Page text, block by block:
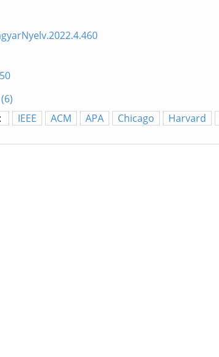
IEEE ACM APA Chicago Harvard